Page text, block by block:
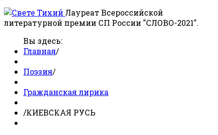
Лауреат Всероссийской
литературной премии СП России "СЛОВО-2021".
Вы здесь:
Главная/
Поэзия/
Гражданская лирика
/КИЕВСКАЯ РУСЬ